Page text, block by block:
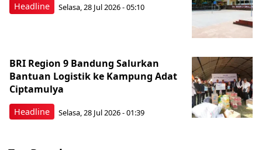
Headline Selasa, 28 Jul 2026 - 05:10
Headline
BRI Region 9 Bandung Salurkan
Bantuan Logistik ke Kampung Adat
Ciptamulya
Selasa, 28 Jul 2026 - 01:39